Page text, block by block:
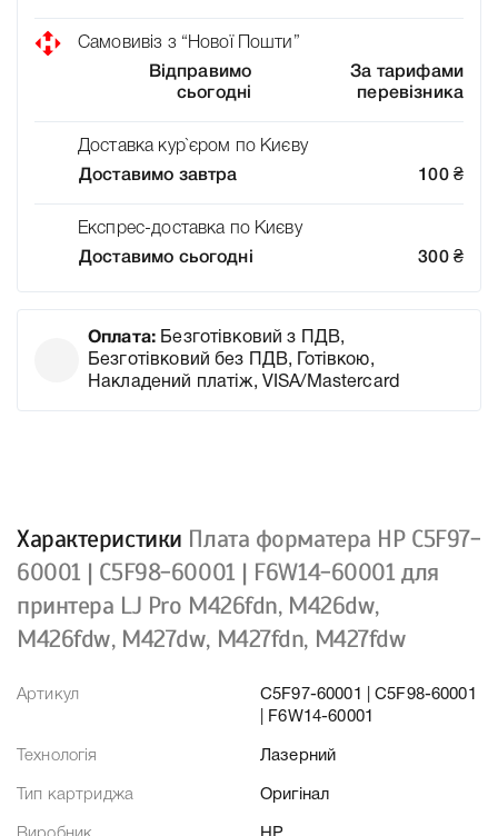
Самовивіз з “Нової Пошти”
Відправимо
сьогодні
За тарифами
перевізника
Доставка кур`єром по Києву
Доставимо завтра
100 ₴
Експрес-доставка по Києву
Доставимо сьогодні
300 ₴
Оплата: Безготівковий з ПДВ,
Безготівковий без ПДВ, Готівкою,
Накладений платіж, VISA/Mastercard
Характеристики Плата форматера HP C5F97-
60001 | C5F98-60001 | F6W14-60001 для
принтера LJ Pro M426fdn, M426dw,
M426fdw, M427dw, M427fdn, M427fdw
Артикул
C5F97-60001 | C5F98-60001
| F6W14-60001
Технологія Лазерний
Тип картриджа Оригінал